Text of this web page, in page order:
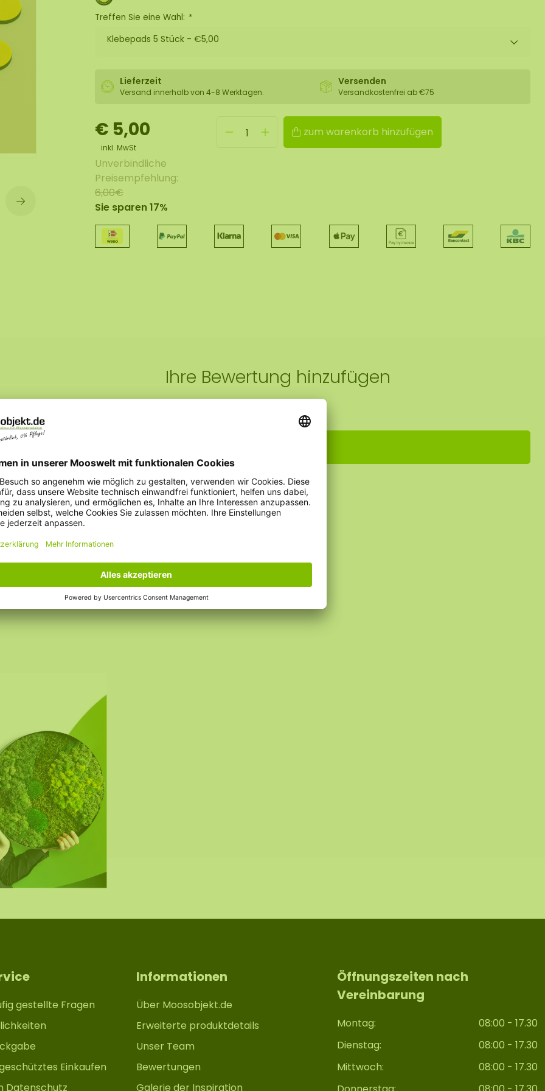
Mooswand
Treffen Sie eine Wahl: *
Klebepads 5 Stück - €5,00
Lieferzeit
Versand innerhalb von 4-8 Werktagen.
Versenden
Versandkostenfrei ab €75
€ 5,00
inkl. MwSt
Unverbindliche
Preisempfehlung:
6,00€
Sie sparen 17%
zum warenkorb hinzufügen
an der
lassen sich
hervorragend für
wie viele Pads du
geeignet.
fettfreien
Für zusätzliche
mit
und korrekte
oder schwerere
allen Umständen
ab.
Ihre Bewertung hinzufügen
gestellte Fragen
Einkaufen
Datenschutz
Informationen
Über Moosobjekt.de
Erweiterte produktdetails
Unser Team
Bewertungen
Galerie der Inspiration
Öffnungszeiten nach
Vereinbarung
Montag:
08:00 - 17.30
Dienstag:
08:00 - 17.30
Mittwoch:
08:00 - 17.30